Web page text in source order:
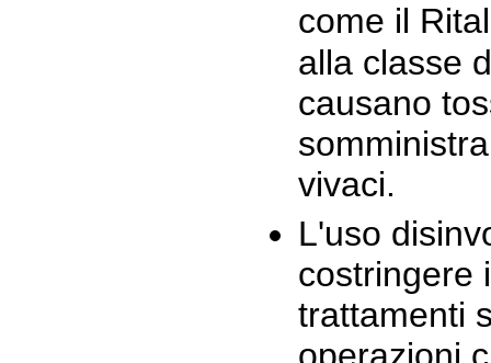
come il
alla classe
causano
vivaci.
L'uso
costringere
trattamenti